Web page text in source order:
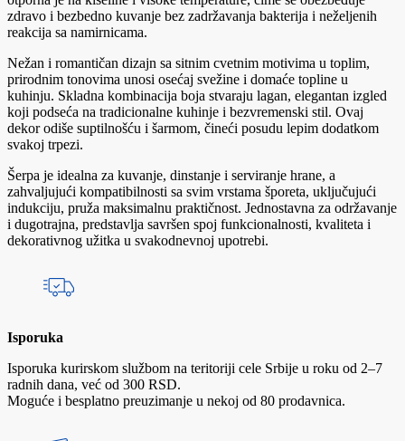
zdravo i bezbedno kuvanje bez zadržavanja bakterija i neželjenih
reakcija sa namirnicama.
Nežan i romantičan dizajn sa sitnim cvetnim motivima u toplim,
prirodnim tonovima unosi osećaj svežine i domaće topline u
kuhinju. Skladna kombinacija boja stvaraju lagan, elegantan izgled
koji podseća na tradicionalne kuhinje i bezvremenski stil. Ovaj
dekor odiše suptilnošću i šarmom, čineći posudu lepim dodatkom
svakoj trpezi.
Šerpa je idealna za kuvanje, dinstanje i serviranje hrane, a
zahvaljujući kompatibilnosti sa svim vrstama šporeta, uključujući
indukciju, pruža maksimalnu praktičnost. Jednostavna za održavanje
i dugotrajna, predstavlja savršen spoj funkcionalnosti, kvaliteta i
dekorativnog užitka u svakodnevnoj upotrebi.
Isporuka
Isporuka kurirskom službom na teritoriji cele Srbije u roku od 2–7
radnih dana, već od 300 RSD.
Moguće i besplatno preuzimanje u nekoj od 80 prodavnica.